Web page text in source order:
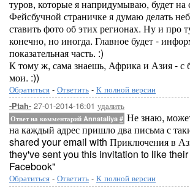
туров, которые я напридумываю, будет на
Фейсбучной страничке я думаю делать
ставить фото об этих регионах. Ну и про
конечно, но иногда. Главное будет -
показательная часть. :)
К тому ж, сама знаешь, Африка и Азия - с
мои. :))
Обратиться - Ответить - К полной версии
-Ptah- 27-01-2014-16:01 удалить
Ответ на комментарий Annataliya # Не знаю,
на каждый адрес пришло два письма с
shared your email with Приключения в
they've sent you this invitation to like
Facebook"
Обратиться - Ответить - К полной версии